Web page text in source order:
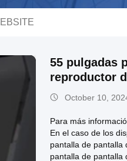
55 pulgadas
reproductor
October 10,
Para más
En el caso de los
pantalla de pantalla
pantalla de pantalla